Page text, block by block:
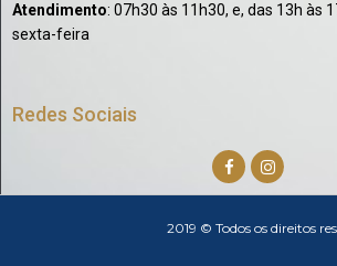
Atendimento: 07h30 às 11h30, e, das 13h às
sexta-feira
Redes Sociais
2019 © Todos os direitos